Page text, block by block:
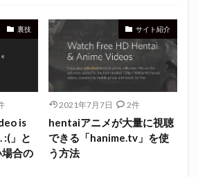
裏技
is
:(」と
合の
サイト紹介
2021年7月7日 2件
hentaiアニメが大量に視聴
できる「hanime.tv」を使
う方法